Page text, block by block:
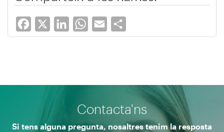
Facebook LinkedInWhatsApp
Email
Contacta'ns
Si tens alguna pregunta, nosaltres tenim la resposta